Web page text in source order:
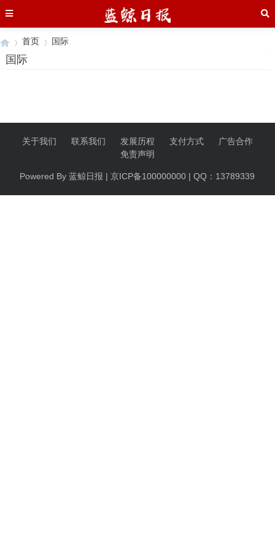
首页 国际
国际
关于我们 联系我们 发展历程 支付方式
广告合作
免责声明
Powered By 蓝鲸日报 | 京ICP备100000000 | QQ：13789339